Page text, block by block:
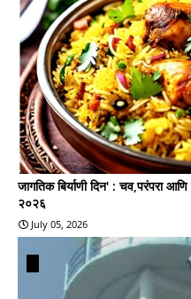
जागतिक बिर्याणी दिन' : चव,परंपरा
२०२६
July 05, 2026